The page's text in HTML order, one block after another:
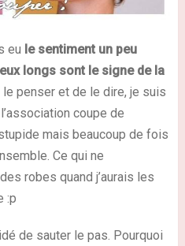
eu le sentiment un peu
longs sont le signe de la
le penser et de le dire, je suis
coupe de
mais beaucoup de fois
Ce qui ne
robes quand j’aurais les
:p
de sauter le pas. Pourquoi